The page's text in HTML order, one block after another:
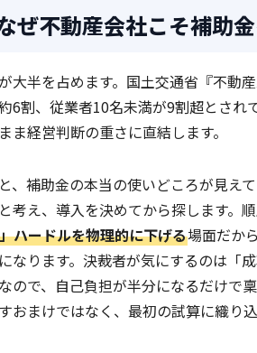
ぜ不動産会社こそ補助
大半を占めます。国土交通省『不動
6割、従業者10名未満が9割超とされ
ま経営判断の重さに直結します。
、補助金の本当の使いどころが見え
考え、導入を決めてから探します。
ハードルを物理的に下げる場面だか
なります。決裁者が気にするのは「
ので、自己負担が半分になるだけで
おまけではなく、最初の試算に織り